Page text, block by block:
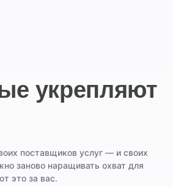
укрепляют
поставщиков услуг — и своих
заново наращивать охват для
это за вас.